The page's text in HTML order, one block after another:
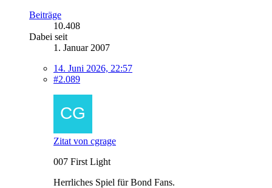
Beiträge
10.408
Dabei seit
1. Januar 2007
14. Juni 2026, 22:57
#2.089
Zitat von cgrage
007 First Light
Herrliches Spiel für Bond Fans.